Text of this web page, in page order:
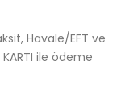
Havale/EFT ve
KARTI ile ödeme